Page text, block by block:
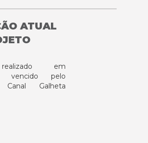
ATUAL
em
vencido pelo
Canal Galheta